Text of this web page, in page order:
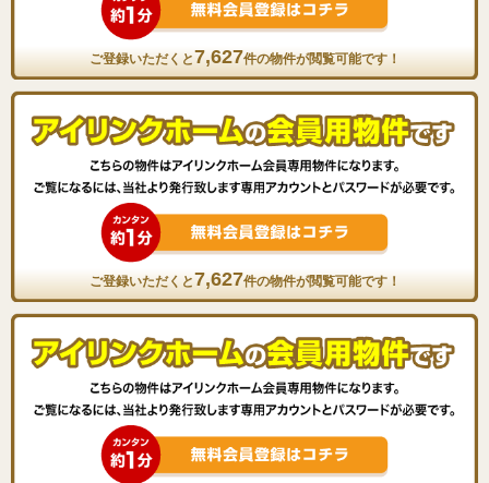
ご登録いただくと7,627件の物件が閲覧可能です！
ご登録いただくと7,627件の物件が閲覧可能です！